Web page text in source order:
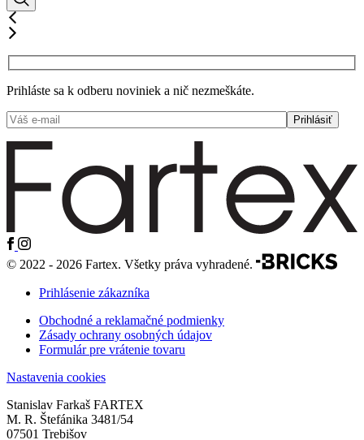
Prihláste sa k odberu noviniek a nič nezmeškáte.
© 2022 - 2026 Fartex. Všetky práva vyhradené.
Prihlásenie zákazníka
Obchodné a reklamačné podmienky
Zásady ochrany osobných údajov
Formulár pre vrátenie tovaru
Nastavenia cookies
Stanislav Farkaš FARTEX
M. R. Štefánika 3481/54
07501 Trebišov